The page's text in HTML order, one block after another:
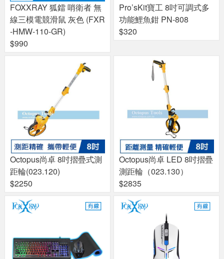
FOXXRAY 狐鐳 哨衛者 無
線三模電競滑鼠 灰色 (FXR
-HMW-110-GR)
$990
Pro’sKit寶工 8吋可調式多
功能鯉魚鉗 PN-808
$320
Octopus尚卓 8吋摺疊式測
距輪(023.120)
$2250
Octopus尚卓 LED 8吋摺疊
測距輪（023.130）
$2835